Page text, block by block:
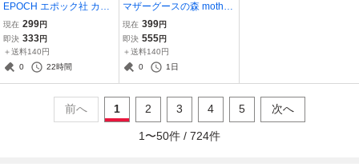
EPOCH エポック社 カラ
スとネズミ 増殖 カプセル
コレクション ネズミAと
ボコボコなアルミ鍋 未使
用 ミニチュア フィギュア
現在 299円
即決 333円
＋送料140円
0
22時間
マザーグースの森 mother
goose no mori ぴよちゃん
PIYOPIYO ハンカチ 当時
物 レア レトロ ファンシー
RETRO HANDKERCHIEF
現在 399円
即決 555円
＋送料140円
0
1日
前へ 1 2 3 4 5 次へ
1 〜50件 / 724件